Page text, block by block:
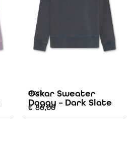
AO76
Oskar Sweater
Doggy – Dark Slate
€86,00